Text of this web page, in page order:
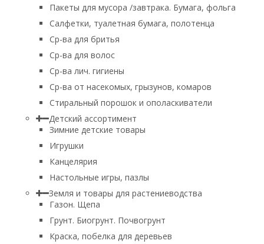
Пакеты для мусора /завтрака. Бумага, фольга
Салфетки, туалетная бумага, полотенца
Ср-ва для бритья
Ср-ва для волос
Ср-ва лич. гигиены
Ср-ва от насекомых, грызунов, комаров
Стиральный порошок и ополаскиватели
Детский ассортимент
Зимние детские товары
Игрушки
Канцелярия
Настольные игры, пазлы
Земля и товары для растениеводства
Газон. Щепа
Грунт. Биогрунт. Почвогрунт
Краска, побелка для деревьев